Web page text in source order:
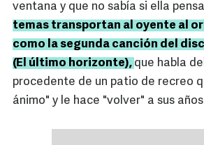
ventana y que no sabía si ella
temas transportan al oyente al
como la segunda canción del
(El último horizonte), que habla
procedente de un patio de recreo
ánimo" y le hace "volver" a sus